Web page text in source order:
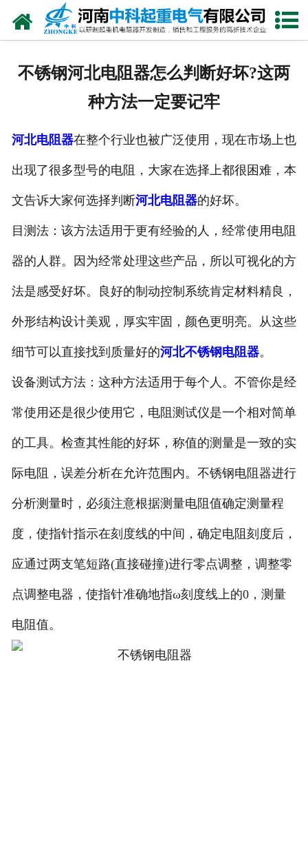
网站首页
公司风采
联系我们
不锈钢河北电阻器怎么判断好坏?这两
种方法一定要记牢
河北电阻器在整个行业也被广泛使用，现在市场上也
出现了很多型号的电阻，大家在选择上都很困难，本
文告诉大家何选择判断河北电阻器的好坏。
目测法：该方法适用于更有经验的人，经常使用电阻
器的人群。因为经常处理这些产品，所以可视化的方
法是感受好坏。良好的制动控制系统肯定材料精良，
外形结构设计美观，厚实牢固，颜色更明亮。从这些
细节可以直接找到质量好的河北不锈钢电阻器。
设备测试方法：这种方法适用于每个人。不管你是经
常使用还是很少使用它，电阻测试仪是一个相对简单
的工具。检查其性能的好坏，称值的测量是一致的实
际电阻，误差分析在允许范围内。不锈钢电阻器进行
分析测量时，必须注意根据测量电阻值确定测量程
度，使指针指示在刻度线的中间，确定电阻刻度后，
应通过两支笔短路(直接碰撞)进行零点调整，调整零
点调整电器，使指针准确地指ω刻度线上的0，测量
电阻值。